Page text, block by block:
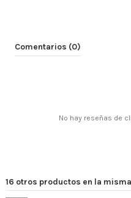
Comentarios (0)
No hay reseñas de
16 otros productos en la